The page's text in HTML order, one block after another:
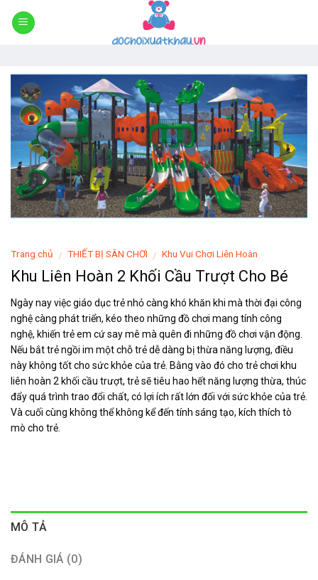
Skip
Trang chủ / THIẾT BỊ SÂN CHƠI / Khu Vui Chơi Liên Hoàn
Khu Liên Hoàn 2 Khối Cầu Trượt Cho Bé
Ngày nay việc giáo dục trẻ nhỏ càng khó khăn khi mà thời đại công
nghệ càng phát triển, kéo theo những đồ chơi mang tính công
nghệ, khiến trẻ em cứ say mê mà quên đi những đồ chơi vận động.
Nếu bắt trẻ ngồi im một chỗ trẻ dễ dàng bị thừa năng lượng, điều
này không tốt cho sức khỏe của trẻ. Bằng vào đó cho trẻ chơi khu
liên hoàn 2 khối cầu trượt, trẻ sẽ tiêu hao hết năng lượng thừa, thúc
đẩy quá trình trao đổi chất, có lợi ích rất lớn đối với sức khỏe của trẻ.
Và cuối cùng không thể không kể đến tính sáng tạo, kích thích tò
mò cho trẻ.
MÔ TẢ
ĐÁNH GIÁ (0)